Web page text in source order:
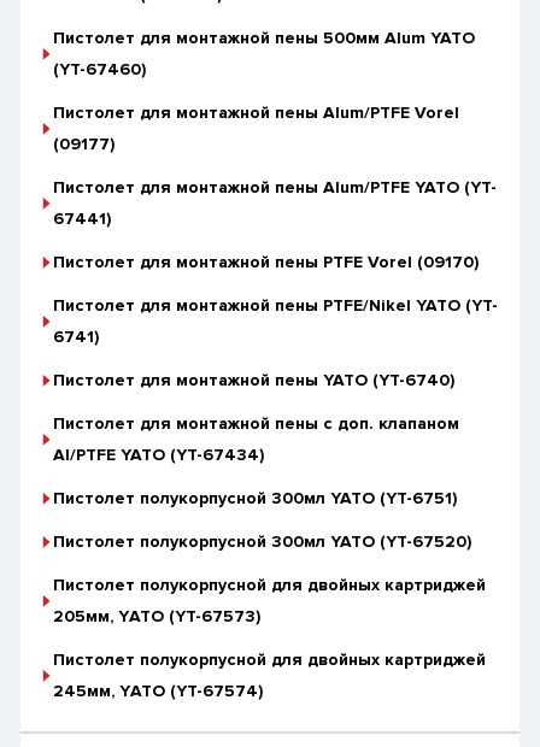
Пистолет для монтажной пены 500мм Alum YATO
(YT-67460)
Пистолет для монтажной пены Alum/PTFE Vorel
(09177)
Пистолет для монтажной пены Alum/PTFE YATO (YT-
67441)
Пистолет для монтажной пены PTFE Vorel (09170)
Пистолет для монтажной пены PTFE/Nikel YATO (YT-
6741)
Пистолет для монтажной пены YATO (YT-6740)
Пистолет для монтажной пены с доп. клапаном
Al/PTFE YATO (YT-67434)
Пистолет полукорпусной 300мл YATO (YT-6751)
Пистолет полукорпусной 300мл YATO (YT-67520)
Пистолет полукорпусной для двойных картриджей
205мм, YАТО (YT-67573)
Пистолет полукорпусной для двойных картриджей
245мм, YАТО (YT-67574)